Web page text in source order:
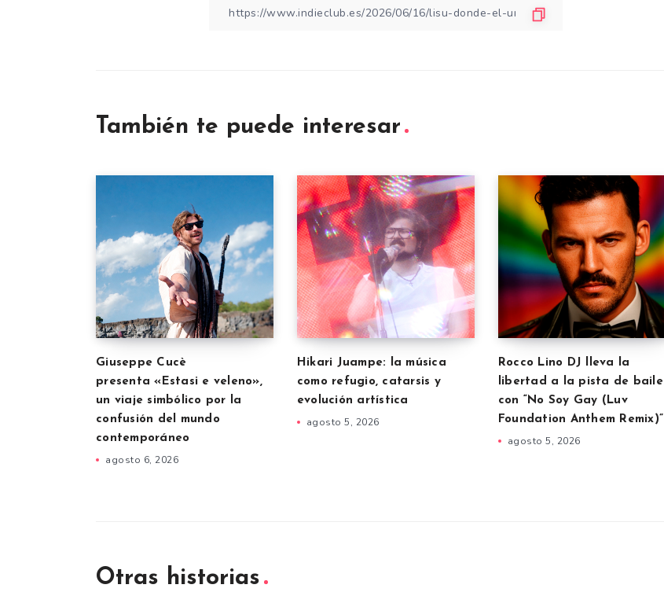
También te puede interesar
Giuseppe Cucè
presenta «Estasi e veleno»,
un viaje simbólico por la
confusión del mundo
contemporáneo
agosto 6, 2026
Hikari Juampe: la música
como refugio, catarsis y
evolución artística
agosto 5, 2026
Rocco Lino DJ lleva la
libertad a la pista de baile
con “No Soy Gay (Luv
Foundation Anthem Remix)”
agosto 5, 2026
Otras historias